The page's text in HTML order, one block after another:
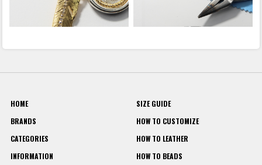
HOME
BRANDS
CATEGORIES
INFORMATION
SIZE GUIDE
HOW TO CUSTOMIZE
HOW TO LEATHER
HOW TO BEADS